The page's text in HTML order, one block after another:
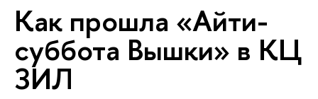
Как прошла «Айти-
суббота Вышки» в КЦ
ЗИЛ